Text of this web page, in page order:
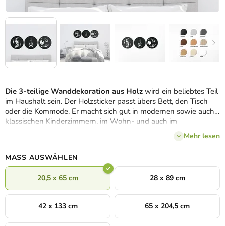
Die 3-teilige Wanddekoration aus Holz wird ein beliebtes Teil
im Haushalt sein. Der Holzsticker passt übers Bett, den Tisch
oder die Kommode. Er macht sich gut in modernen sowie auch
klassischen Kinderzimmern, im Wohn- und auch im
Schlafzimmer. Das Holzbild wird einfach in jedem Zimmer gut
Mehr lesen
MASS AUSWÄHLEN
20,5 x 65 cm 28 x 89 cm
42 x 133 cm 65 x 204,5 cm